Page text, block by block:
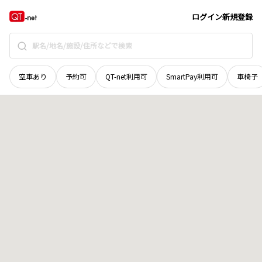
ログイン新規登録
空車あり 予約可 QT-net利用可 SmartPay利用可 車椅子
長野県